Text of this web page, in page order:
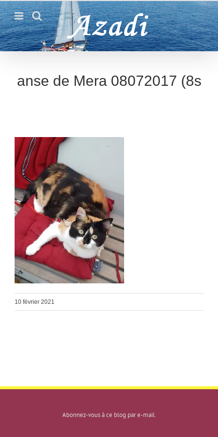
Passer
au
contenu
anse de Mera 08072017 (8s
10 février 2021
Abonnez-vous à ce blog par e-mail.